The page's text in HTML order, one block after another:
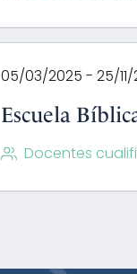
05/03/2025 - 25/11/
Escuela
Docentes